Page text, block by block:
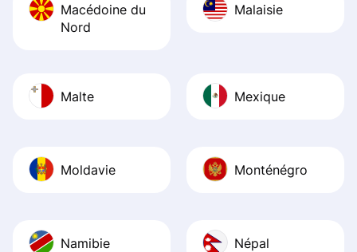
Macédoine du
Nord
Malaisie
Malte Mexique
Moldavie Monténégro
Namibie Népal